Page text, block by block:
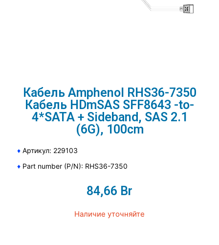
Кабель Amphenol RHS36-7350
Кабель HDmSAS SFF8643 -to-
4*SATA + Sideband, SAS 2.1
(6G), 100cm
♦ Артикул: 229103
♦ Part number (P/N): RHS36-7350
84,66 Br
Наличие уточняйте